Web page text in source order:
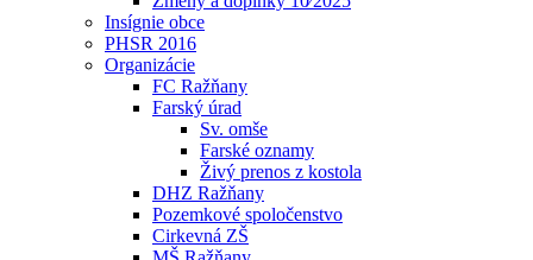
Insígnie obce
PHSR 2016
Organizácie
FC Ražňany
Farský úrad
Sv. omše
Farské oznamy
Živý prenos z kostola
DHZ Ražňany
Pozemkové spoločenstvo
Cirkevná ZŠ